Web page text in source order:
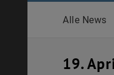
Alle News
19.